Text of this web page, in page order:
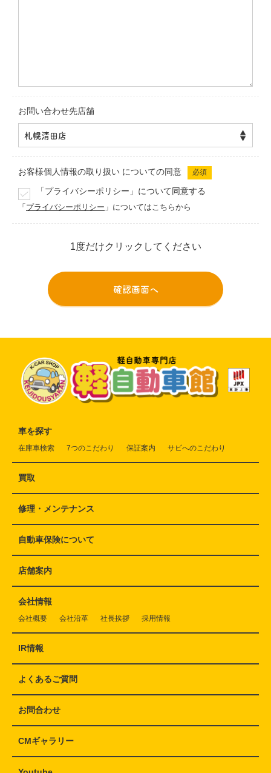
お問い合わせ先店舗
お客様個人情報の取り扱い についての同意 必須
「プライバシーポリシー」について同意する
「 プライバシーポリシー 」についてはこちらから
1度だけクリックしてください
車を探す
在庫車検索 7つのこだわり 保証案内 サビへのこだわり
買取
修理・メンテナンス
自動車保険について
店舗案内
会社情報
会社概要 会社沿革 社長挨拶 採用情報
IR情報
よくあるご質問
お問合わせ
CMギャラリー